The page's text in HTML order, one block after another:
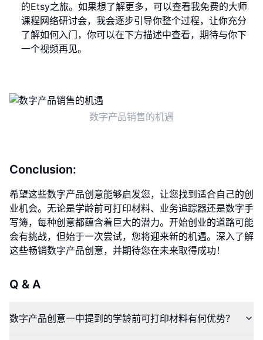
的Etsy之旅。如果想了解更多，可以查看我免费的大师
课程网络研讨会，我会逐步引导你整个过程，让你充分
了解如何入门，你可以在下方描述中查看，期待与你下
一个视频再见。
数字产品销售的机遇
Conclusion:
希望这些数字产品创意能够启发您，让您找到适合自己的创
业机会。无论是学龄前可打印材料、业务追踪器还是数字手
写簿，每种创意都蕴含着巨大的潜力。开始创业的道路可能
会有挑战，但始于一次尝试，您将迎来新的机遇。深入了解
这些畅销数字产品创意，并期待您在未来取得成功！
Q & A
数字产品创意一中提到的学龄前可打印材料有何优势？